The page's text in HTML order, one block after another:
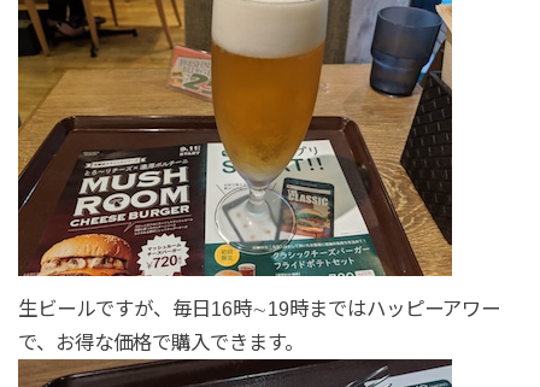
生ビールですが、毎日16時∼19時まではハッピーアワー
で、お得な価格で購入できます。